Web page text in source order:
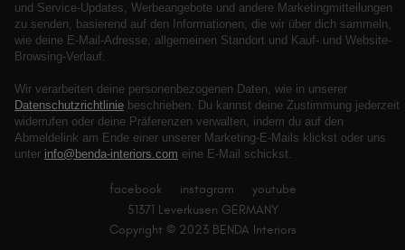
und Service-Updates, Werbeangebote und andere Marketingmitteilungen
zu senden, basierend auf den Informationen, die wir über dich sammeln,
wie deine E-Mail-Adresse, allgemeinen Standort und Kauf- und Website-
Browsing-Verlauf.
Wir verarbeiten deine personenbezogenen Daten, wie in unserer
Datenschutzrichtlinie beschrieben. Du kannst deine Zustimmung jederzeit
widerrufen oder deine Präferenzen verwalten, indem du auf den
Abmeldelink am Ende einer unserer Marketing-E-Mails klickst oder uns
unter info@benda-interiors.com eine E-Mail schickst.
facebook instagram
youtube
51371 Leverkusen GERMANY
Copyright © 2023 BENDA Interiors